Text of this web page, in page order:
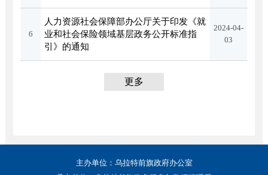
6
人力资源社会保障部办公厅关于印发《就
业和社会保险领域基层政务公开标准指
引》的通知
2024-04-
03
更多
主办单位：乌拉特前旗政府办公室